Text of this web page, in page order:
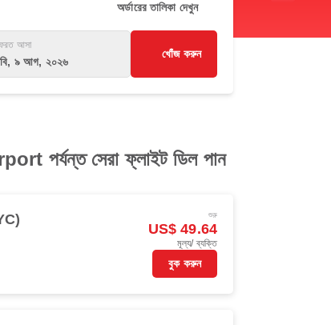
অর্ডারের তালিকা দেখুন
আসা
৯ আগ, ২০২৬
খোঁজ করুন
সেরা ফ্লাইট ডিল পান
শুরু
US$ 49.64
মূল্য/ ব্যক্তি
বুক করুন